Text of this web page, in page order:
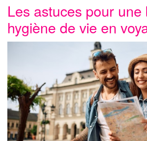
Les astuces pour une
hygiène de vie en